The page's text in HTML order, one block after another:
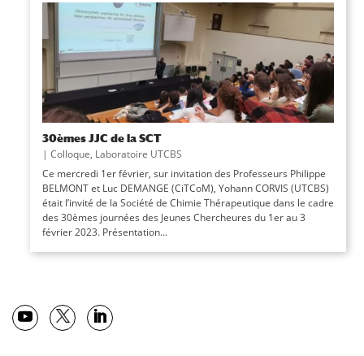
30èmes JJC de la SCT
| Colloque, Laboratoire UTCBS
Ce mercredi 1er février, sur invitation des Professeurs Philippe
BELMONT et Luc DEMANGE (CiTCoM), Yohann CORVIS (UTCBS)
était l’invité de la Société de Chimie Thérapeutique dans le cadre
des 30èmes journées des Jeunes Chercheures du 1er au 3
février 2023. Présentation...